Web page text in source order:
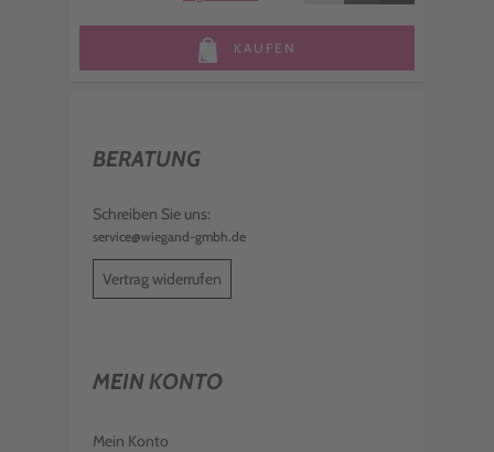
KAUFEN
BERATUNG
Schreiben Sie uns:
service@wiegand-gmbh.de
Vertrag widerrufen
MEIN KONTO
Mein Konto